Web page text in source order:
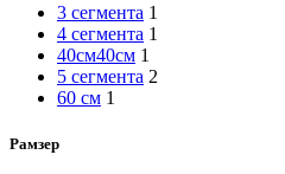
3 сегмента 1
4 сегмента 1
40см40см 1
5 сегмента 2
60 см 1
Рамзер